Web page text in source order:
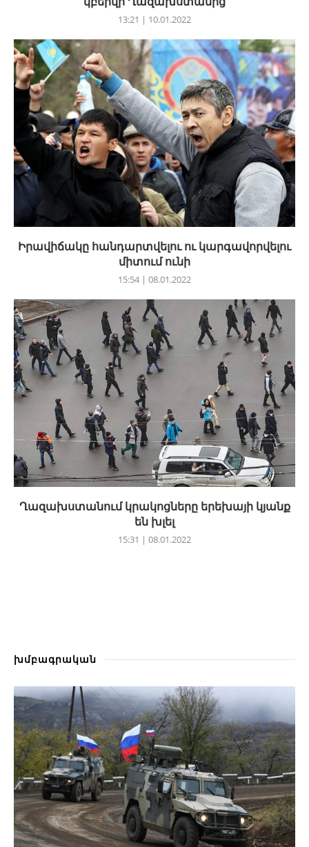
13:21 | 10.01.2022
Իրավիճակը հանդարտվելու ու կարգավորվելու
միտում ունի
15:54 | 08.01.2022
Ղազախստանում կրակոցները երեխայի կյանք
են խլել
15:31 | 08.01.2022
խմբագրական